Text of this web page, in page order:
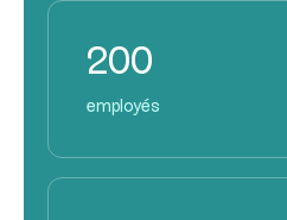
200
employés